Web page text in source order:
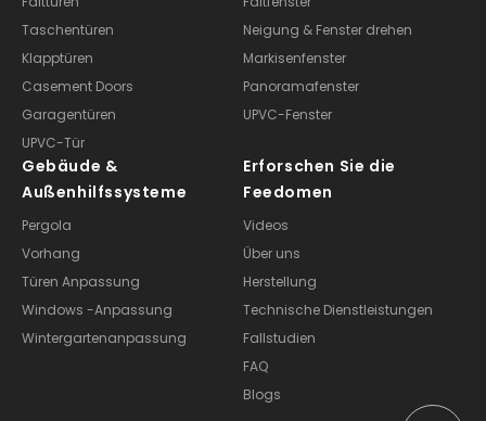
Falttüren
Taschentüren
Klapptüren
Casement Doors
Garagentüren
UPVC-Tür
Faltfenster
Neigung & Fenster drehen
Markisenfenster
Panoramafenster
Gebäude &
Außenhilfssysteme
Pergola
Vorhang
Türen Anpassung
Windows -Anpassung
Erforschen Sie die
Feedomen
Videos
Über uns
Herstellung
Technische Dienstleistungen
Fallstudien
FAQ